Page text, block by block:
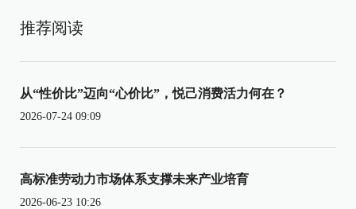
推荐阅读
从“性价比”迈向“心价比”，悦己消费活力何在？
2026-07-24 09:09
高标准劳动力市场体系支撑未来产业培育
2026-06-23 10:26